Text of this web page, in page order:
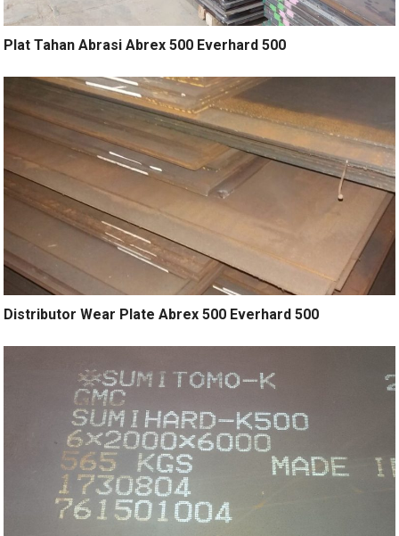
Plat Tahan Abrasi Abrex 500 Everhard 500
Distributor Wear Plate Abrex 500 Everhard 500